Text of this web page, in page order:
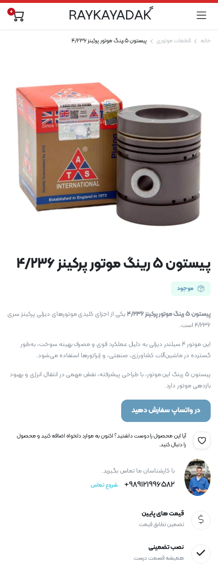
ًRAYKAYADAK 0
خانه قطعات موتوری پیستون 5 رینگ موتور پرکینز 4/236
پیستون 5 رینگ موتور پرکینز 4/236
موجود
پیستون 5 رینگ موتور پرکینز 4/236
یکی از اجزای کلیدی موتورهای دیزلی پرکینز سری
4/236 است.
این موتور 4 سیلندر دیزلی به دلیل عملکرد قوی و مصرف بهینه سوخت، به‌طور
گسترده در ماشین‌آلات کشاورزی، صنعتی، و ژنراتورها استفاده می‌شود.
پیستون 5 رینگ این موتور، با طراحی پیشرفته، نقش مهمی در انتقال انرژی و بهبود
بازدهی موتور دارد.
در واتساپ سفارش دهید
آیا این محصول را دوست داشتید؟ اکنون به موارد دلخواه اضافه کنید و محصول
را دنبال کنید.
با کارشناسان ما تماس بگیرید.
989121996582+ شروع تماس
قیمت های پایین
تضمین تطابق قیمت
نصب تضمینی
همیشه قسمت درست